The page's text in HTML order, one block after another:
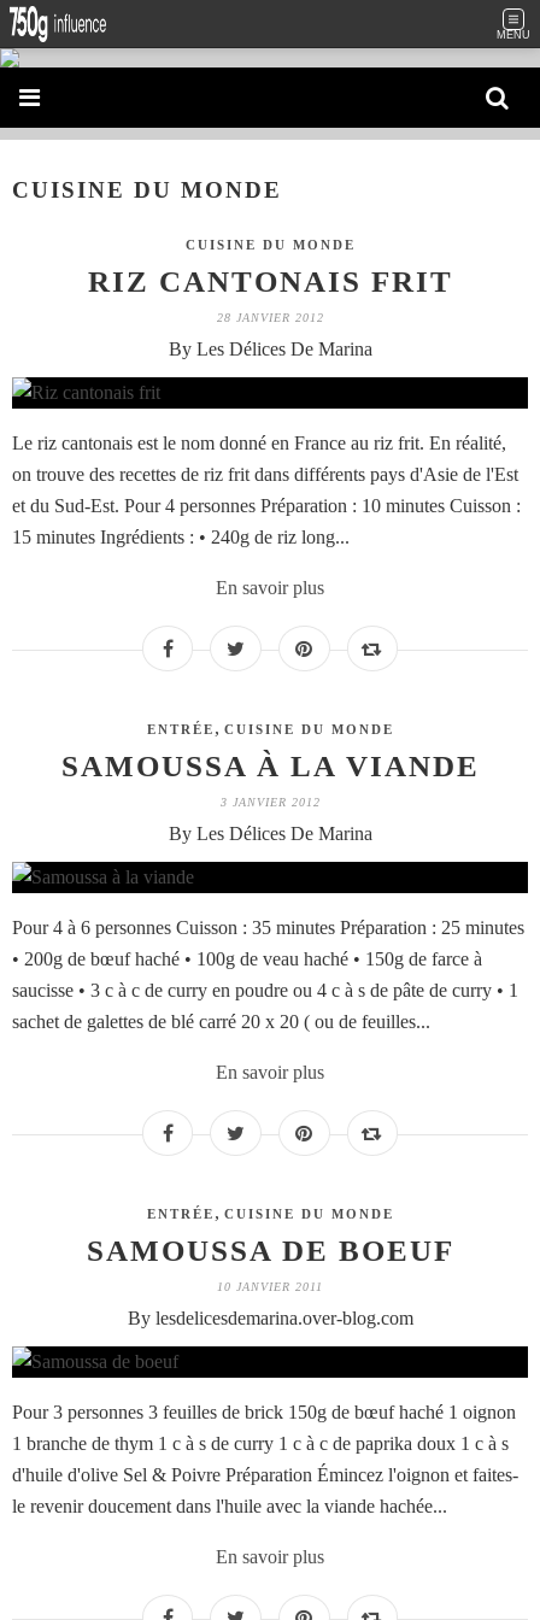
MENU
CUISINE DU MONDE
CUISINE DU MONDE
RIZ CANTONAIS FRIT
28 JANVIER 2012
By Les Délices De Marina
Le riz cantonais est le nom donné en France au riz frit. En réalité,
on trouve des recettes de riz frit dans différents pays d'Asie de l'Est
et du Sud-Est. Pour 4 personnes Préparation : 10 minutes Cuisson :
15 minutes Ingrédients : • 240g de riz long...
En savoir plus
ENTRÉE , CUISINE DU MONDE
SAMOUSSA À LA VIANDE
3 JANVIER 2012
By Les Délices De Marina
Pour 4 à 6 personnes Cuisson : 35 minutes Préparation : 25 minutes
• 200g de bœuf haché • 100g de veau haché • 150g de farce à
saucisse • 3 c à c de curry en poudre ou 4 c à s de pâte de curry • 1
sachet de galettes de blé carré 20 x 20 ( ou de feuilles...
En savoir plus
ENTRÉE , CUISINE DU MONDE
SAMOUSSA DE BOEUF
10 JANVIER 2011
By lesdelicesdemarina.over-blog.com
Pour 3 personnes 3 feuilles de brick 150g de bœuf haché 1 oignon
1 branche de thym 1 c à s de curry 1 c à c de paprika doux 1 c à s
d'huile d'olive Sel & Poivre Préparation Émincez l'oignon et faites-
le revenir doucement dans l'huile avec la viande hachée...
En savoir plus